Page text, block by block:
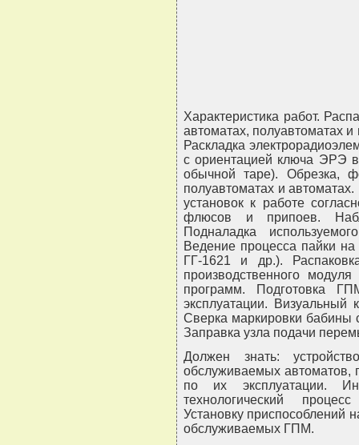
Характеристика работ.
автоматах, полуавтоматах
Раскладка
с ориентацией ключа ЭРЭ
обычной таре). Обрезка,
полуавтоматах и
установок к работе
флюсов и припоев.
Подналадка
Ведение процесса пайки
ГГ-1621 и др.).
производственного
программ. Подготовка
эксплуатации. Визуальный
Сверка маркировки бабины
Заправка узла подачи
Должен знать:
обслуживаемых автоматов,
по их эксплуатации.
технологический
Установку приспособлений
обслуживаемых ГПМ.